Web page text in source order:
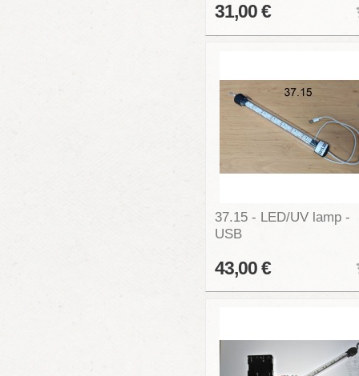
31,00 €
37.15 - LED/UV lamp -
USB
43,00 €